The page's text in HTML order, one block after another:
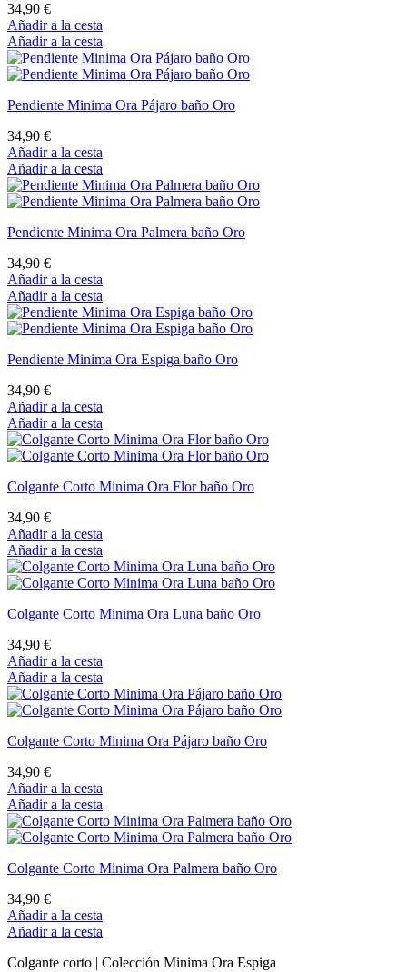
34,90 €
Añadir a la cesta
Añadir a la cesta
Pendiente Minima Ora Pájaro baño Oro
34,90 €
Añadir a la cesta
Añadir a la cesta
Pendiente Minima Ora Palmera baño Oro
34,90 €
Añadir a la cesta
Añadir a la cesta
Pendiente Minima Ora Espiga baño Oro
34,90 €
Añadir a la cesta
Añadir a la cesta
Colgante Corto Minima Ora Flor baño Oro
34,90 €
Añadir a la cesta
Añadir a la cesta
Colgante Corto Minima Ora Luna baño Oro
34,90 €
Añadir a la cesta
Añadir a la cesta
Colgante Corto Minima Ora Pájaro baño Oro
34,90 €
Añadir a la cesta
Añadir a la cesta
Colgante Corto Minima Ora Palmera baño Oro
34,90 €
Añadir a la cesta
Añadir a la cesta
Colgante corto | Colección Minima Ora Espiga